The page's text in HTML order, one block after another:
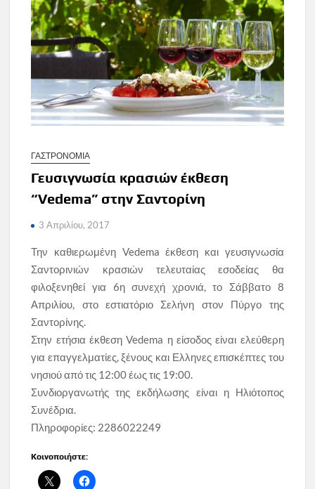
ΓΑΣΤΡΟΝΟΜΙΑ
Γευσιγνωσία κρασιών έκθεση
“Vedema” στην Σαντορίνη
3 Απριλίου, 2017
Την καθιερωμένη Vedema έκθεση και γευσιγνωσία
Σαντορινιών κρασιών τελευταίας εσοδείας θα
φιλοξενηθεί για 6η συνεχή χρονιά, το Σάββατο 8
Απριλίου, στο εστιατόριο Σελήνη στον Πύργο της
Σαντορίνης.
Στην ετήσια έκθεση Vedema η είσοδος είναι ελεύθερη
για επαγγελματίες, ξένους και Ελληνες επισκέπτες του
νησιού από τις 12:00 έως τις 19:00.
Συνδιοργανωτής της εκδήλωσης είναι η Ηλιότοπος
Συνέδρια.
Πληροφορίες: 2286022249
Κοινοποιήστε: